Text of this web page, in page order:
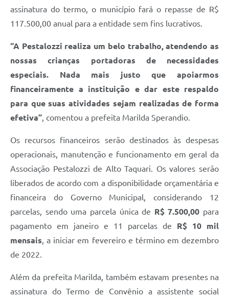
assinatura do termo, o município fará o repasse de R$
117.500,00 anual para a entidade sem fins lucrativos.
“A Pestalozzi realiza um belo trabalho, atendendo as
nossas crianças portadoras de necessidades
especiais. Nada mais justo que apoiarmos
financeiramente a instituição e dar este respaldo
para que suas atividades sejam realizadas de forma
efetiva” , comentou a prefeita Marilda Sperandio.
Os recursos financeiros serão destinados às despesas
operacionais, manutenção e funcionamento em geral da
Associação Pestalozzi de Alto Taquari. Os valores serão
liberados de acordo com a disponibilidade orçamentária e
financeira do Governo Municipal, considerando 12
parcelas, sendo uma parcela única de R$ 7.500,00 para
pagamento em janeiro e 11 parcelas de R$ 10 mil
mensais , a iniciar em fevereiro e término em dezembro
de 2022.
Além da prefeita Marilda, também estavam presentes na
assinatura do Termo de Convênio a assistente social